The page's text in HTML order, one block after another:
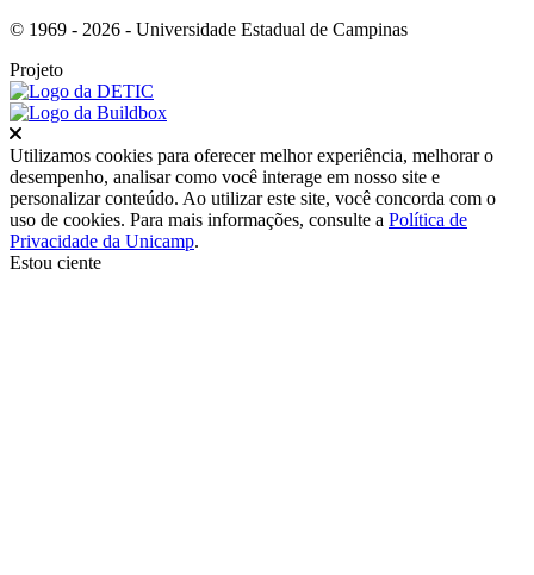
© 1969 - 2026 - Universidade Estadual de Campinas
Projeto
Fechar
Utilizamos cookies para oferecer melhor experiência, melhorar o
desempenho, analisar como você interage em nosso site e
personalizar conteúdo. Ao utilizar este site, você concorda com o
uso de cookies. Para mais informações, consulte a Política de
Privacidade da Unicamp.
Estou ciente